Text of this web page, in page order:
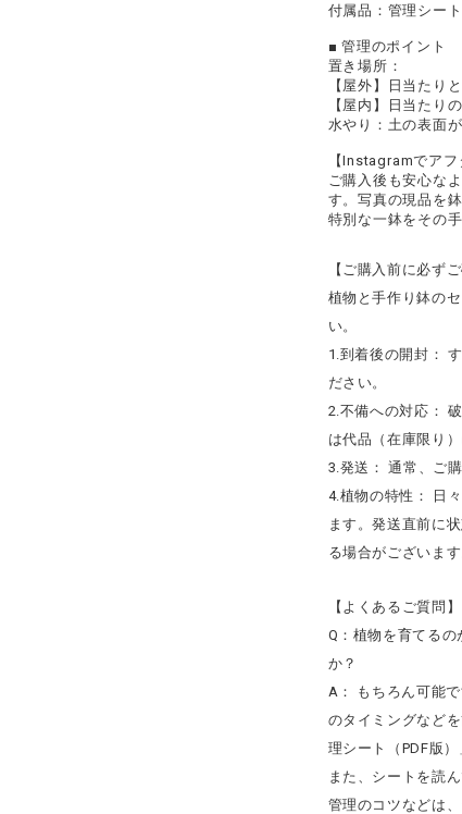
付属品：管理シート
■ 管理のポイント
置き場所：
【屋外】日当たり
【屋内】日当たり
水やり：土の表面
【Instagramでアフ
ご購入後も安心な
す。写真の現品を
特別な一鉢をその手
【ご購入前に必ず
植物と手作り鉢の
い。
1.到着後の開封：
ださい。
2.不備への対応：
は代品（在庫限り
3.発送： 通常、ご
4.植物の特性： 日
ます。発送直前に
る場合がございます
【よくあるご質問】
Q：植物を育てる
か？
A： もちろん可能
のタイミングなど
理シート（PDF版
また、シートを読
管理のコツなどは